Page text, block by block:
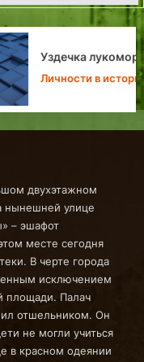
двухэтажном
нынешней улице
– эшафот
месте сегодня
В черте города
исключением
площади. Палач
отшельником. Он
не могли учиться
в красном одеянии